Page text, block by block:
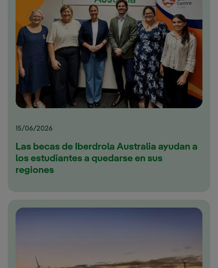
15/06/2026
Las becas de Iberdrola Australia ayudan a
los estudiantes a quedarse en sus
regiones